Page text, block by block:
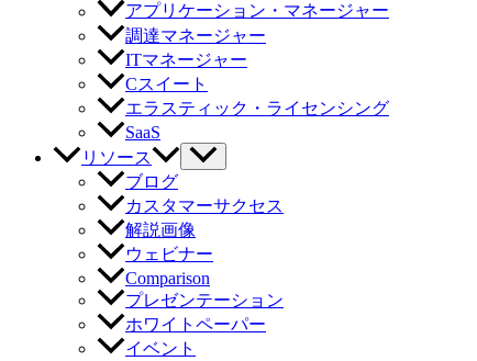
アプリケーション・マネージャー
調達マネージャー
ITマネージャー
Cスイート
エラスティック・ライセンシング
SaaS
リソース
ブログ
カスタマーサクセス
解説画像
ウェビナー
Comparison
プレゼンテーション
ホワイトペーパー
イベント